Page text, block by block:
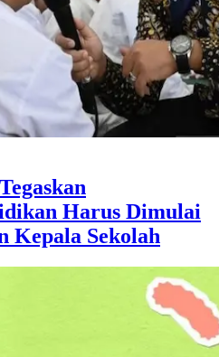
Harus Dimulai
Kepala Sekolah